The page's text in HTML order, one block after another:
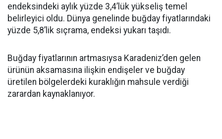
endeksindeki aylık yüzde 3,4’lük yükseliş temel
belirleyici oldu. Dünya genelinde buğday fiyatlarındaki
yüzde 5,8’lik sıçrama, endeksi yukarı taşıdı.
Buğday fiyatlarının artmasıysa Karadeniz’den gelen
ürünün aksamasına ilişkin endişeler ve buğday
üretilen bölgelerdeki kuraklığın mahsule verdiği
zarardan kaynaklanıyor.